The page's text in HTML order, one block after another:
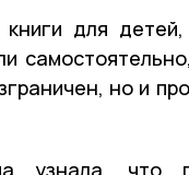
для
но и
узнала, что